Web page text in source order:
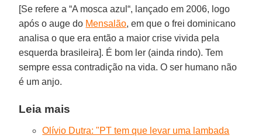
[Se refere a “A mosca azul“, lançado em 2006, logo
após o auge do Mensalão, em que o frei dominicano
analisa o que era então a maior crise vivida pela
esquerda brasileira]. É bom ler (ainda rindo). Tem
sempre essa contradição na vida. O ser humano não
é um anjo.
Leia mais
Olívio Dutra: "PT tem que levar uma lambada